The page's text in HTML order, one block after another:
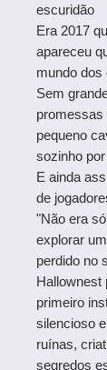
escuridão
Era 2017
apareceu
mundo dos
Sem
promessas
pequeno
sozinho
E ainda
de
"Não era
explorar
perdido no
Hallownest
primeiro
silencioso
ruínas,
segredos